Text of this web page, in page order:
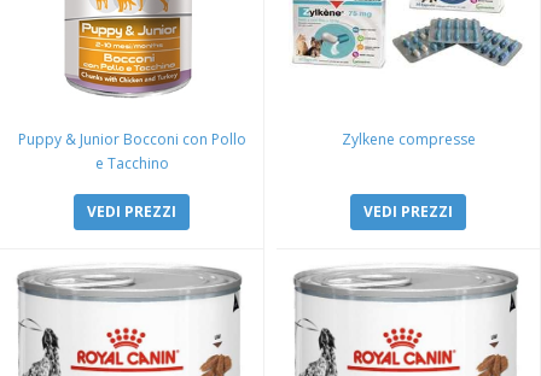
Puppy & Junior Bocconi con Pollo
e Tacchino
VEDI PREZZI
Zylkene compresse
VEDI PREZZI